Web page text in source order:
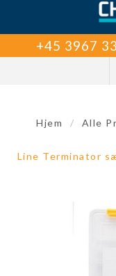
+45 3967
Hjem / Alle
Line Terminator